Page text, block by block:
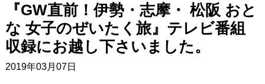
『GW直前！伊勢・志摩・ 松阪 おと
な 女子のぜいたく旅』テレビ番組
収録にお越し下さいました。
2019年03月07日